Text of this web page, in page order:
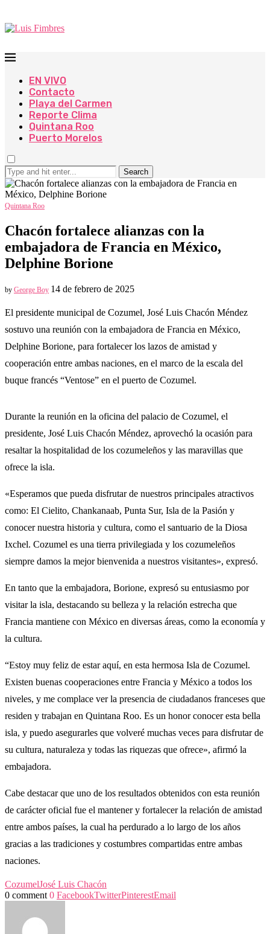
EN VIVO
Contacto
Playa del Carmen
Reporte Clima
Quintana Roo
Puerto Morelos
Search
Quintana Roo
Chacón fortalece alianzas con la
embajadora de Francia en México,
Delphine Borione
by George Boy 14 de febrero de 2025
El presidente municipal de Cozumel, José Luis Chacón Méndez
sostuvo una reunión con la embajadora de Francia en México,
Delphine Borione, para fortalecer los lazos de amistad y
cooperación entre ambas naciones, en el marco de la escala del
buque francés “Ventose” en el puerto de Cozumel.
Durante la reunión en la oficina del palacio de Cozumel, el
presidente, José Luis Chacón Méndez, aprovechó la ocasión para
resaltar la hospitalidad de los cozumeleños y las maravillas que
ofrece la isla.
«Esperamos que pueda disfrutar de nuestros principales atractivos
como: El Cielito, Chankanaab, Punta Sur, Isla de la Pasión y
conocer nuestra historia y cultura, como el santuario de la Diosa
Ixchel. Cozumel es una tierra privilegiada y los cozumeleños
siempre damos la mejor bienvenida a nuestros visitantes», expresó.
En tanto que la embajadora, Borione, expresó su entusiasmo por
visitar la isla, destacando su belleza y la relación estrecha que
Francia mantiene con México en diversas áreas, como la economía y
la cultura.
“Estoy muy feliz de estar aquí, en esta hermosa Isla de Cozumel.
Existen buenas cooperaciones entre Francia y México a todos los
niveles, y me complace ver la presencia de ciudadanos franceses que
residen y trabajan en Quintana Roo. Es un honor conocer esta bella
isla, y puedo asegurarles que volveré muchas veces para disfrutar de
su cultura, naturaleza y todas las riquezas que ofrece», afirmó la
embajadora.
Cabe destacar que uno de los resultados obtenidos con esta reunión
de carácter oficial fue el mantener y fortalecer la relación de amistad
entre ambos países, la cual ha perdurado a lo largo de los años
gracias a las tradiciones y costumbres compartidas entre ambas
naciones.
CozumelJosé Luis Chacón
0 comment 0 FacebookTwitterPinterestEmail